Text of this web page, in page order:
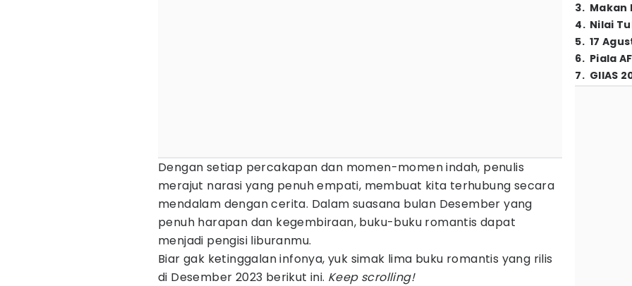
Dengan setiap percakapan dan momen-momen indah, penulis
merajut narasi yang penuh empati, membuat kita terhubung secara
mendalam dengan cerita. Dalam suasana bulan Desember yang
penuh harapan dan kegembiraan, buku-buku romantis dapat
menjadi pengisi liburanmu.
Biar gak ketinggalan infonya, yuk simak lima buku romantis yang rilis
di Desember 2023 berikut ini. Keep scrolling!
3. Makan
4. Nilai
5. 17
6. Piala
7. GIIAS